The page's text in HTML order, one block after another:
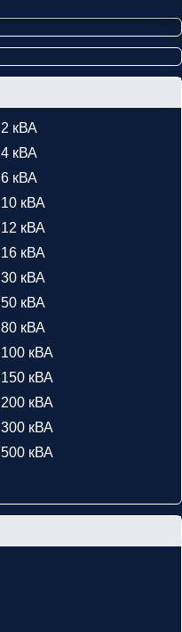
2 кВА
4 кВА
6 кВА
10 кВА
12 кВА
16 кВА
30 кВА
50 кВА
80 кВА
100 кВА
150 кВА
200 кВА
300 кВА
500 кВА